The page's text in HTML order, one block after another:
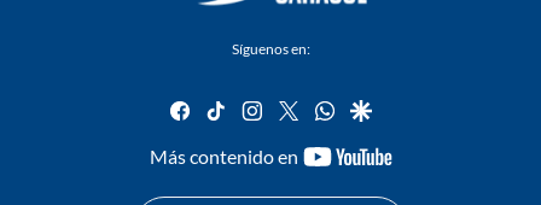
Síguenos en:
facebook
tiktok instagram
twitterwhatsapp
google
Más contenido en
youtube-